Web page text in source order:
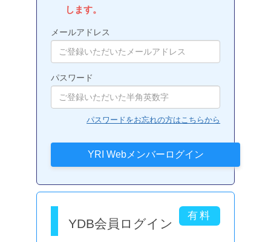
します。
メールアドレス
パスワード
パスワードをお忘れの方はこちらから
YDB会員ログイン